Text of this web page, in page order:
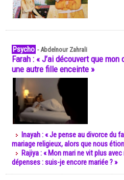
Psycho -Abdelnour Zahrali
Farah : « J’ai découvert que
une autre fille enceinte »
Inayah : « Je pense au divorce du
mariage religieux, alors que nous
Rajiya : « Mon mari ne vit plus
dépenses : suis-je encore mariée ? »